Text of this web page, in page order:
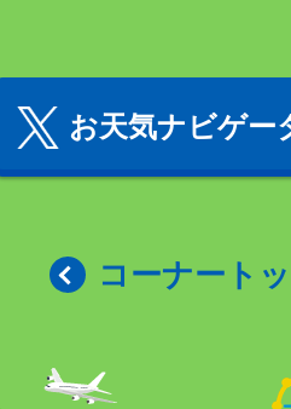
お天気ナビゲー
コーナート